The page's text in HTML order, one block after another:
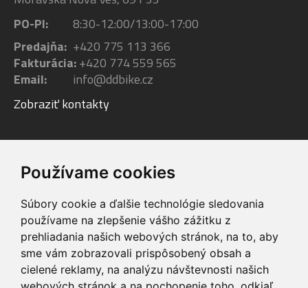
Používame cookies
Súbory cookie a ďalšie technológie sledovania
používame na zlepšenie vášho zážitku z
prehliadania našich webových stránok, na to, aby
sme vám zobrazovali prispôsobený obsah a
cielené reklamy, na analýzu návštevnosti našich
PO-PI:
8:30-12:00/13:00-17:00
Predajňa: +420 775 113 366
Fakturácia:+420 774 559 565
Email:
info@ddbike.cz
Zobraziť kontakty
Facebook Instagram
VIP servis
na zakúpené
Testovacia trať
možnosť vyskúšať si